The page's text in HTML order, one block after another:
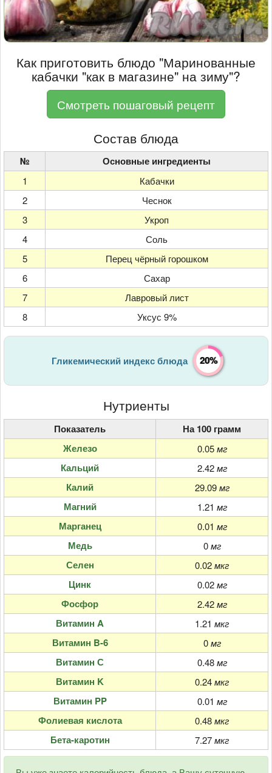
Как приготовить блюдо "Маринованные
кабачки "как в магазине" на зиму"?
Смотреть пошаговый рецепт
Состав блюда
№ Основные ингредиенты
1
Кабачки
2
Чеснок
3
Укроп
4
Соль
5
Перец чёрный горошком
6
Сахар
7
Лавровый лист
8
Уксус 9%
Гликемический индекс блюда 20%
Нутриенты
Показатель
На 100 грамм
Железо
0.05 мг
Кальций 2.42 мг
Калий 29.09 мг
Магний 1.21 мг
Марганец 0.01 мг
Медь 0 мг
Селен 0.02мкг
Цинк 0.02 мг
Фосфор 2.42 мг
Витамин A 1.21 мкг
Витамин B-6 0 мг
Витамин С 0.48 мг
Витамин K 0.24мкг
Витамин PP 0.01 мг
Фолиевая кислота 0.48мкг
Бета-каротин 7.27мкг